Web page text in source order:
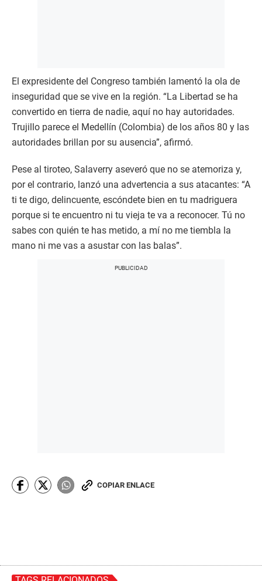
El expresidente del Congreso también lamentó la ola de
inseguridad que se vive en la región. “La Libertad se ha
convertido en tierra de nadie, aquí no hay autoridades.
Trujillo parece el Medellín (Colombia) de los años 80 y las
autoridades brillan por su ausencia”, afirmó.
Pese al tiroteo, Salaverry aseveró que no se atemoriza y,
por el contrario, lanzó una advertencia a sus atacantes: “A
ti te digo, delincuente, escóndete bien en tu madriguera
porque si te encuentro ni tu vieja te va a reconocer. Tú no
sabes con quién te has metido, a mí no me tiembla la
mano ni me vas a asustar con las balas”.
COPIAR ENLACE